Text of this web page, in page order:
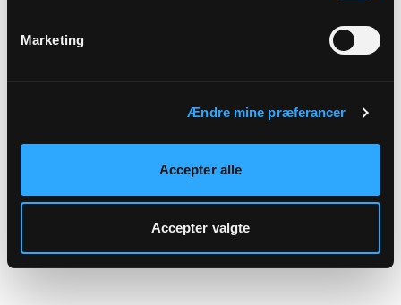
Marketing
Ændre mine præferancer
Accepter alle
Accepter valgte